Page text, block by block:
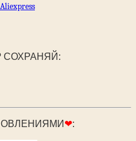
СОХРАНЯЙ:
❤: